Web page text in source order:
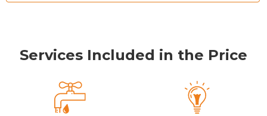
Services Included in the Price